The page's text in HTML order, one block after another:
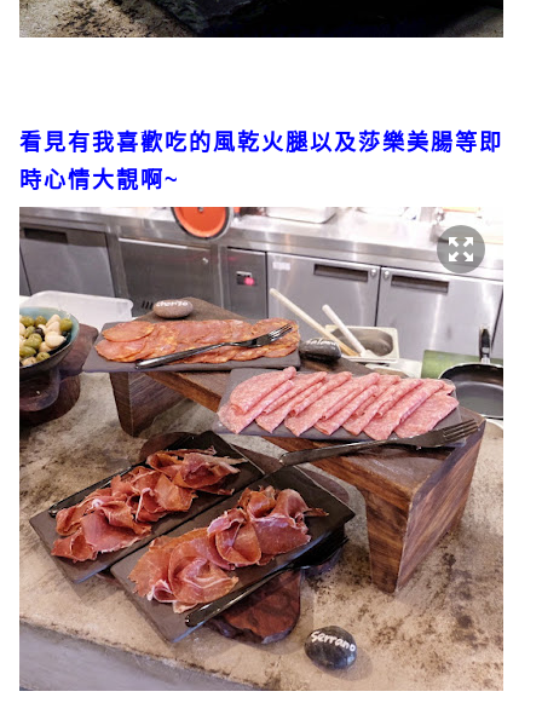
看見有我喜歡吃的風乾火腿以及莎樂美腸等即
時心情大靚啊~